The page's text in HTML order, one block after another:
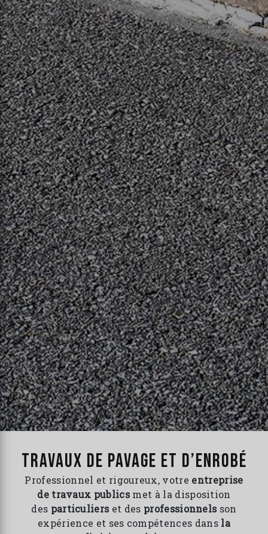
Travaux de pavage et d’enrobé
Professionnel et rigoureux, votre entreprise
de travaux publics met à la disposition
des particuliers et des professionnels son
expérience et ses compétences dans la